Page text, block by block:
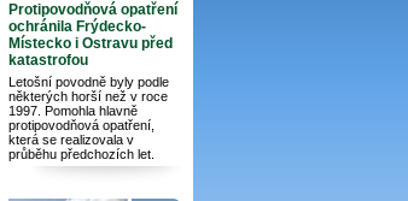
Protipovodňová opatření
ochránila Frýdecko-
Místecko i Ostravu před
katastrofou
Letošní povodně byly podle
některých horší než v roce
1997. Pomohla hlavně
protipovodňová opatření,
která se realizovala v
průběhu předchozích let.